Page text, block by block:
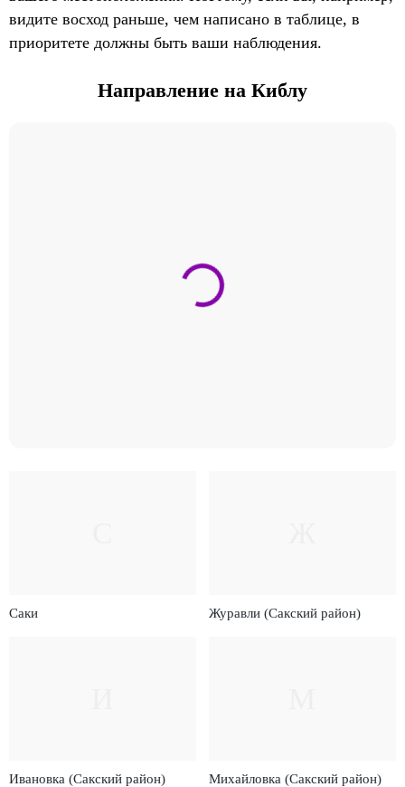
видите восход раньше, чем написано в таблице, в
приоритете должны быть ваши наблюдения.
Направление на Киблу
Саки Журавли (Сакский район)
Ивановка (Сакский район) Михайловка (Сакский район)